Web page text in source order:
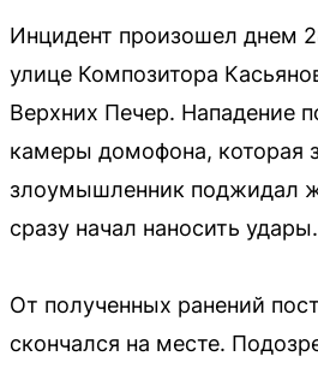
Инцидент произошел днем
улице Композитора
Верхних Печер. Нападение
камеры домофона, которая
злоумышленник поджидал
сразу начал наносить удары.
От полученных ранений
скончался на месте.